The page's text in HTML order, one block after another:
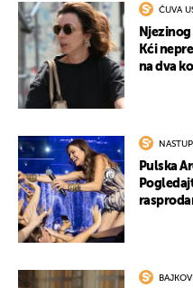
ČUVA
Kći
na dva
Pulska